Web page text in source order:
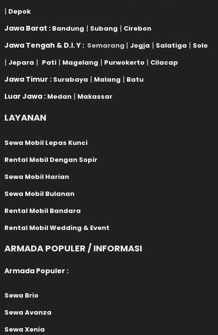
| Depok
Jawa Barat : Bandung | Subang | Cirebon
Jawa Tengah & D.I. Y : Semarang | Jogja | Salatiga | Solo
| Jepara | Pati | Magelang | Purwokerto | Cilacap
Jawa Timur : Surabaya | Malang | Batu
Luar Jawa : Medan | Makassar
LAYANAN
Sewa Mobil Lepas Kunci
Rental Mobil Dengan Sopir
Sewa Mobil Harian
Sewa Mobil Bulanan
Rental Mobil Bandara
Rental Mobil Wedding & Event
ARMADA POPULER / INFORMASI
Armada Populer :
Sewa Brio
Sewa Avanza
Sewa Xenia